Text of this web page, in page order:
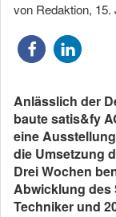
von Redaktion, 15.
Anlässlich der
baute satis&fy
eine
die Umsetzung
Drei Wochen
Abwicklung des
Techniker und